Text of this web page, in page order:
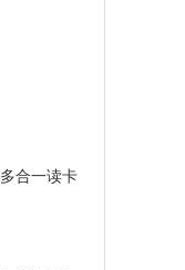
合一读卡